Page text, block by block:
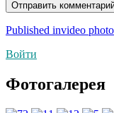
Навигация
по
Published invideo photo
Войти
Фотогалерея